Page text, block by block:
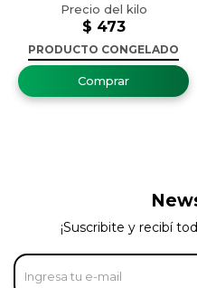
$ 473
PRODUCTO CONGELADO
¡Suscribite y recibí